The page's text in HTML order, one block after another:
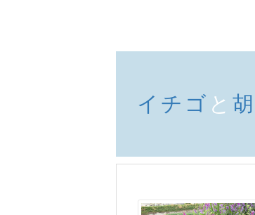
イチゴ と